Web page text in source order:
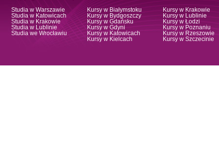
Studia w Warszawie
Studia w Katowicach
Studia w Krakowie
Studia w Lublinie
Studia we Wrocławiu
Kursy w Białymstoku
Kursy w Bydgoszczy
Kursy w Gdańsku
Kursy w Gdyni
Kursy w Katowicach
Kursy w Kielcach
Kursy w Krakowie
Kursy w Lublinie
Kursy w Łodzi
Kursy w Poznaniu
Kursy w Rzeszowie
Kursy w Szczecinie